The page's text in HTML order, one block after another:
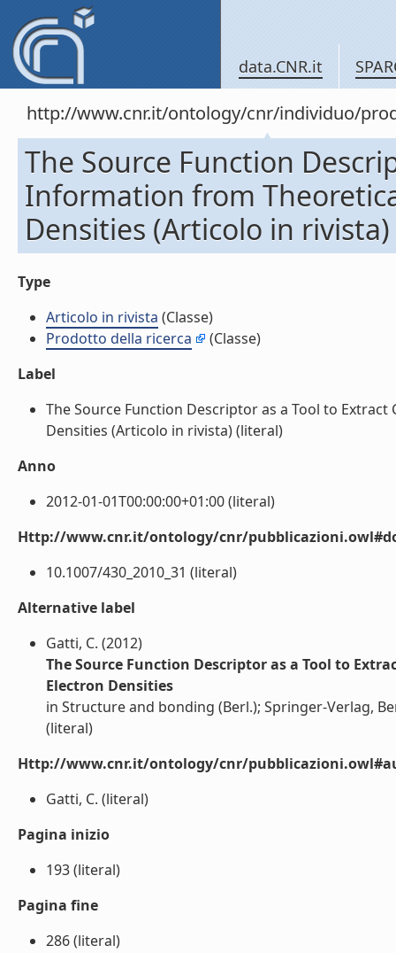
data.CNR.it
http://www.cnr.it/ontology/cnr/individuo/
The Source Function
Information from
Densities (Articolo in rivista)
Type
Articolo in rivista (Classe)
Prodotto della ricerca
(Classe)
Label
The Source Function Descriptor as a Tool to
Densities (Articolo in rivista) (literal)
Anno
2012-01-01T00:00:00+01:00 (literal)
Http://www.cnr.it/ontology/cnr/
10.1007/430_2010_31 (literal)
Alternative label
Gatti, C. (2012)
The Source Function Descriptor as a Tool to
Electron Densities
in Structure and bonding (Berl.); Springer-Verlag,
(literal)
Http://www.cnr.it/ontology/cnr/
Gatti, C. (literal)
Pagina inizio
193 (literal)
Pagina fine
286 (literal)